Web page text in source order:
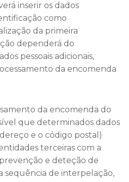
inserir os dados
como
da primeira
dependerá do
pessoais adicionais,
da encomenda
da encomenda do
que determinados dados
e o código postal)
terceiras com a
e deteção de
sequência de interpelação,